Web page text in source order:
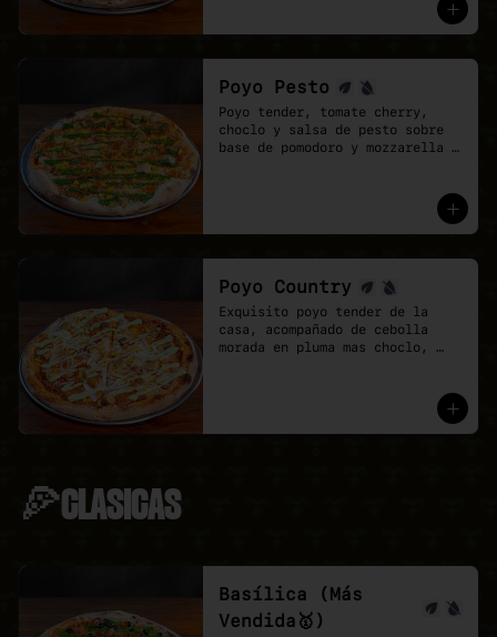
Poyo Pesto
Poyo tender, tomate cherry,
choclo y salsa de pesto sobre
base de pomodoro y mozzarella
Poyo Country
Exquisito poyo tender de la
casa, acompañado de cebolla
morada en pluma mas choclo,
🍕CLASICAS
Basílica (Más
Vendida🥇)